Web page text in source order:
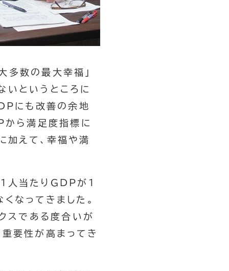
多数の最大幸福」
いというところに
にも改善の余地
から満足度指標に
加えて、幸福や満
1人当たりGDPが1
なってきました。
スである度合いが
要性が高まってき